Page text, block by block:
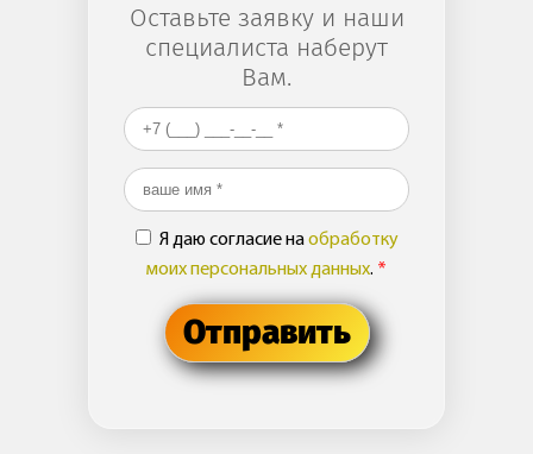
Оставьте заявку и наши
специалиста наберут
Вам.
Ваш номер телефона
Ваше имя
Я даю согласие наобработку
моих персональных данных. *